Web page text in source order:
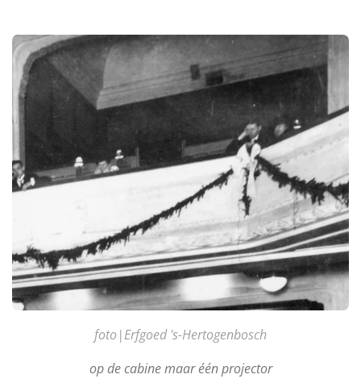
foto|Erfgoed 's-Hertogenbosch
op de cabine maar één projector